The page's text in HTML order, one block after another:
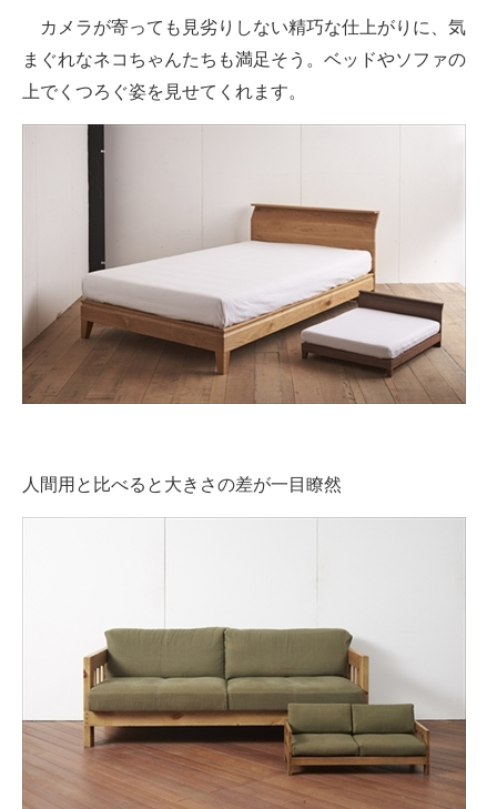
カメラが寄っても見劣りしない精巧な仕上がりに、気
まぐれなネコちゃんたちも満足そう。ベッドやソファの
上でくつろぐ姿を見せてくれます。
人間用と比べると大きさの差が一目瞭然